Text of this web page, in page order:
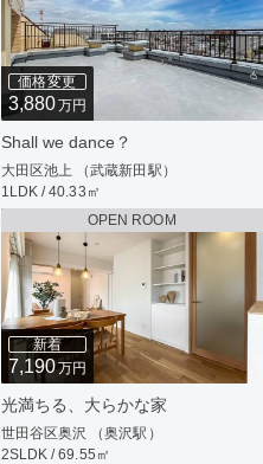
価格変更
3,880万円
Shall we dance？
大田区池上 （武蔵新田駅）
1LDK / 40.33㎡
OPEN ROOM
新着
7,190万円
光満ちる、大らかな家
世田谷区奥沢 （奥沢駅）
2SLDK / 69.55㎡